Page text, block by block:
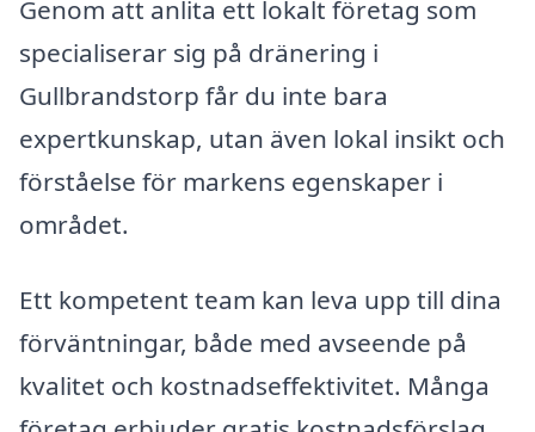
Genom att anlita ett lokalt företag som
specialiserar sig på dränering i
Gullbrandstorp får du inte bara
expertkunskap, utan även lokal insikt och
förståelse för markens egenskaper i
området.
Ett kompetent team kan leva upp till dina
förväntningar, både med avseende på
kvalitet och kostnadseffektivitet. Många